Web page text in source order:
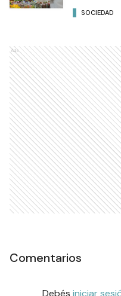
SOCIEDAD
Ads
Comentarios